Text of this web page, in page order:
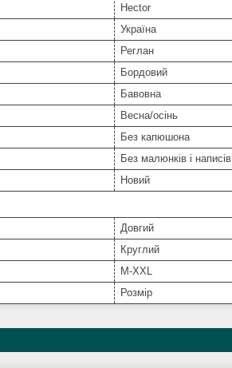
Hector
Україна
Реглан
Бордовий
Бавовна
Весна/осінь
Без капюшона
Без малюнків і написів
Новий
Довгий
Круглий
М-XXL
Розмір